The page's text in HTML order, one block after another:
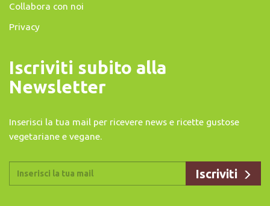
Collabora con noi
Privacy
Iscriviti subito alla
Newsletter
Inserisci la tua mail per ricevere news e ricette gustose
vegetariane e vegane.